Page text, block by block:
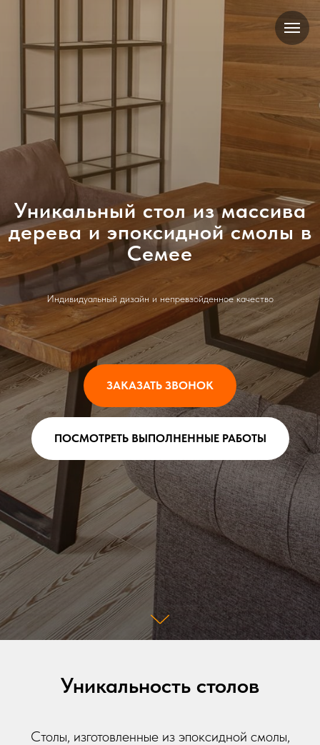
Уникальный стол из массива
дерева и эпоксидной смолы в
Семее
Индивидуальный дизайн и непревзойденное качество
ЗАКАЗАТЬ ЗВОНОК
ПОСМОТРЕТЬ ВЫПОЛНЕННЫЕ РАБОТЫ
Уникальность столов
Столы, изготовленные из эпоксидной смолы,